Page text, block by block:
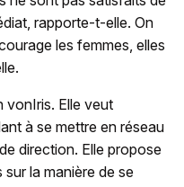
rapporte-t-elle. On
les femmes, elles
vonIris. Elle veut
à se mettre en réseau
direction. Elle propose
la manière de se